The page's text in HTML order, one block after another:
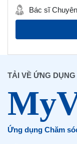
Bác sĩ
TẢI VỀ ỨNG DỤNG
Ứng dụng Chăm